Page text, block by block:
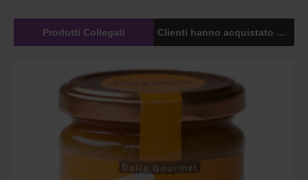
Prodotti Collegati Clienti hanno acquistato anche